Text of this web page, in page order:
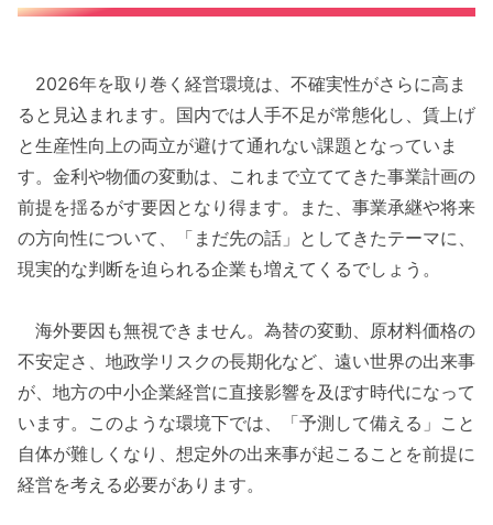
2026年を取り巻く経営環境は、不確実性がさらに高ま
ると見込まれます。国内では人手不足が常態化し、賃上げ
と生産性向上の両立が避けて通れない課題となっていま
す。金利や物価の変動は、これまで立ててきた事業計画の
前提を揺るがす要因となり得ます。また、事業承継や将来
の方向性について、「まだ先の話」としてきたテーマに、
現実的な判断を迫られる企業も増えてくるでしょう。
海外要因も無視できません。為替の変動、原材料価格の
不安定さ、地政学リスクの長期化など、遠い世界の出来事
が、地方の中小企業経営に直接影響を及ぼす時代になって
います。このような環境下では、「予測して備える」こと
自体が難しくなり、想定外の出来事が起こることを前提に
経営を考える必要があります。